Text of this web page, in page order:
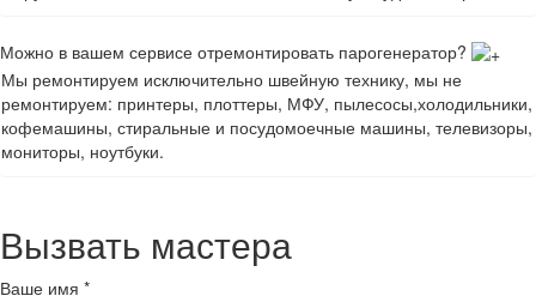
Можно в вашем сервисе отремонтировать парогенератор?
Мы ремонтируем исключительно швейную технику, мы не
ремонтируем: принтеры, плоттеры, МФУ, пылесосы,холодильники,
кофемашины, стиральные и посудомоечные машины, телевизоры,
мониторы, ноутбуки.
Вызвать мастера
Ваше имя *